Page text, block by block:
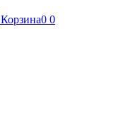
Корзина0 0